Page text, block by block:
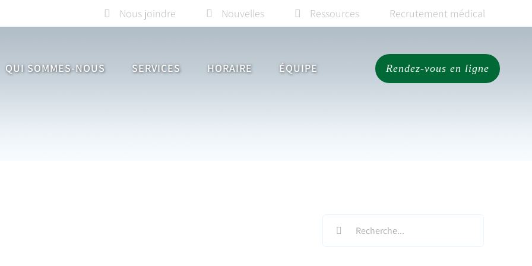
Nous joindre Nouvelles Ressources Recrutement médical
QUI SOMMES-NOUS SERVICES HORAIRE ÉQUIPE Rendez-vous en ligne
Search
for: